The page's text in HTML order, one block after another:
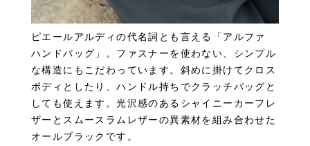
ピエールアルディの代名詞とも言える「アルファ
ハンドバッグ」。ファスナーを使わない、シンプル
な構造にもこだわっています。斜めに掛けてクロス
ボディとしたり、ハンドル持ちでクラッチバッグと
しても使えます。光沢感のあるシャイニーカーフレ
ザーとスムースラムレザーの異素材を組み合わせた
オールブラックです。